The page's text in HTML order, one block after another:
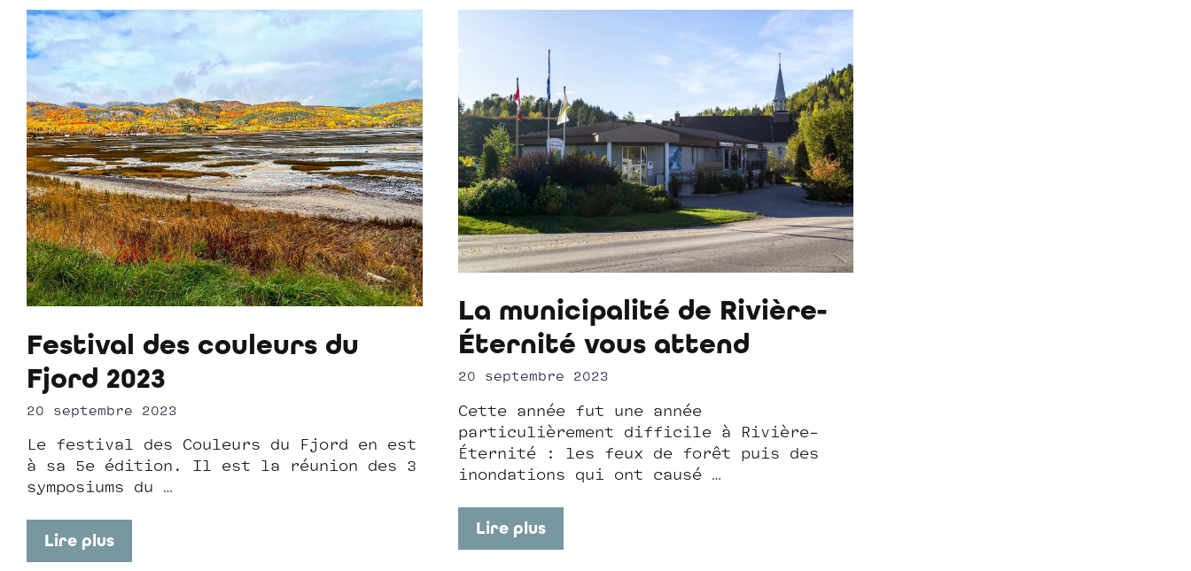
Festival des couleurs du
Fjord 2023
20 septembre 2023
Le festival des Couleurs du Fjord en est
à sa 5e édition. Il est la réunion des 3
symposiums du …
Lire plus
La municipalité de Rivière-
Éternité vous attend
20 septembre 2023
Cette année fut une année
particulièrement difficile à Rivière-
Éternité : les feux de forêt puis des
inondations qui ont causé …
Lire plus